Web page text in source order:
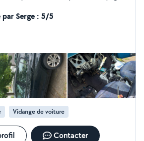
Serge : 5/5
Vidange de voiture
Contacter